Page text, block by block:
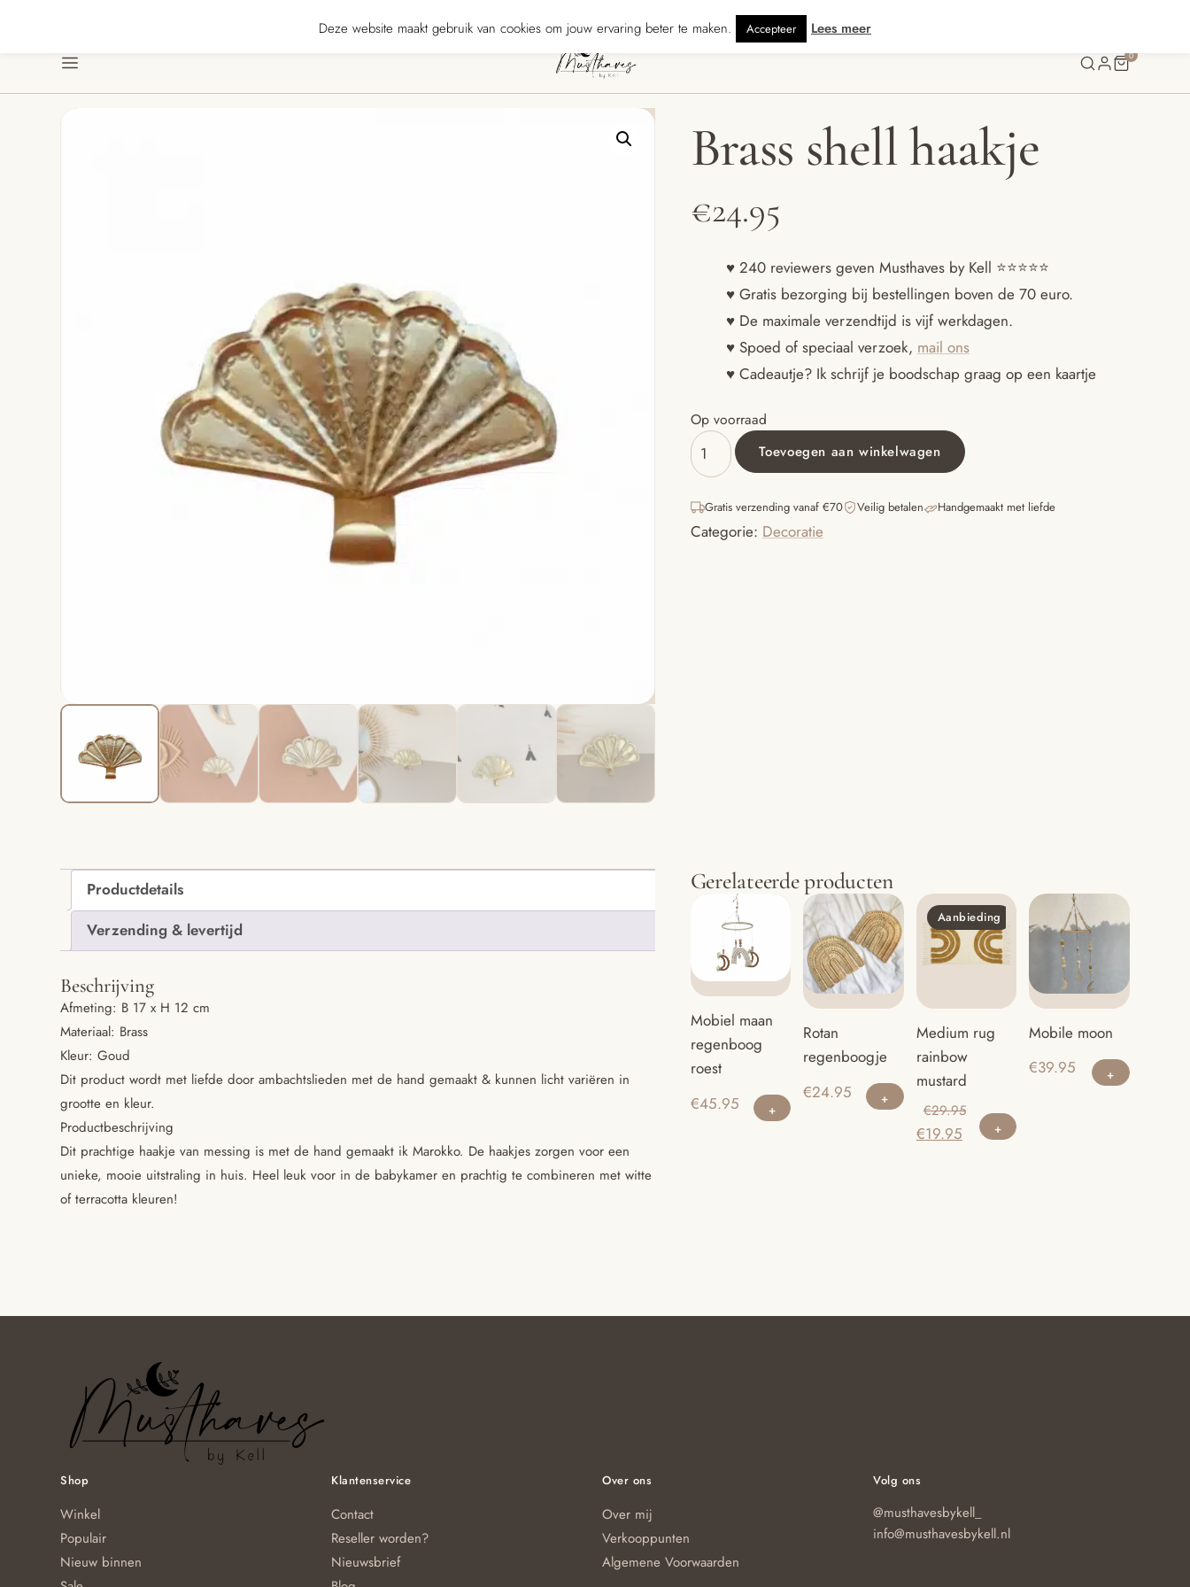
240 reviewers geven ons ★★★★★ · Gratis verzending vanaf € 70 · Gratis kaartje met je bestelling • Verzonden
Menu
0
Brass shell haakje
€24.95
♥ 240 reviewers geven Musthaves by Kell ⭐️⭐️⭐️⭐️⭐️
♥ Gratis bezorging bij bestellingen boven de 70 euro.
♥ De maximale verzendtijd is vijf werkdagen.
♥ Spoed of speciaal verzoek, mail ons
♥ Cadeautje? Ik schrijf je boodschap graag op een kaartje
Op voorraad
Brass
shell
aantal
Toevoegen aan winkelwagen
Gratis verzending vanaf €70 Veilig betalen Handgemaakt met liefde
Categorie: Decoratie
Productdetails
Verzending & levertijd
Beschrijving
Afmeting: B 17 x H 12 cm
Materiaal: Brass
Kleur: Goud
Dit product wordt met liefde door ambachtslieden met de hand gemaakt & kunnen licht variëren in
grootte en kleur.
Productbeschrijving
Dit prachtige haakje van messing is met de hand gemaakt ik Marokko. De haakjes zorgen voor een
unieke, mooie uitstraling in huis. Heel leuk voor in de babykamer en prachtig te combineren met witte
of terracotta kleuren!
Gerelateerde producten
Mobiel maan
regenboog
roest
€45.95
Rotan
regenboogje
€24.95
Aanbieding
Medium rug
rainbow
mustard
€29.95Oorspronkelijke
prijs
€19.95Huidige
Mobile moon
€39.95
Shop
Winkel
Populair
Nieuw binnen
Klantenservice
Contact
Reseller worden?
Nieuwsbrief
Over ons
Over mij
Verkooppunten
Algemene Voorwaarden
Volg ons
@musthavesbykell_
info@musthavesbykell.nl
Deze website maakt gebruik van cookies om jouw ervaring beter te maken. Accepteer Lees meer